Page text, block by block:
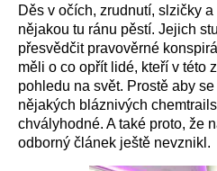
Děs v očích, zrudnutí, slzičky
nějakou tu ránu pěstí. Jejich
přesvědčit pravověrné
měli o co opřít lidé, kteří v této
pohledu na svět. Prostě aby
nějakých bláznivých
chvályhodné. A také proto, že
odborný článek ještě nevznikl.